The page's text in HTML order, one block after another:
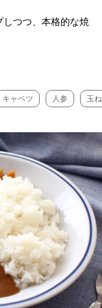
しつつ、本格的な焼
キャベツ 人参 玉